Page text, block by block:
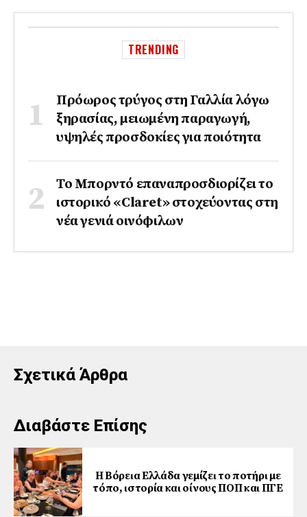
TRENDING
Πρόωρος τρύγος στη Γαλλία λόγω
ξηρασίας, μειωμένη παραγωγή,
υψηλές προσδοκίες για ποιότητα
Το Μπορντό επαναπροσδιορίζει το
ιστορικό «Claret» στοχεύοντας στη
νέα γενιά οινόφιλων
Σχετικά Άρθρα
Διαβάστε Επίσης
Η Βόρεια Ελλάδα γεμίζει το ποτήρι με
τόπο, ιστορία και οίνους ΠΟΠ και ΠΓΕ